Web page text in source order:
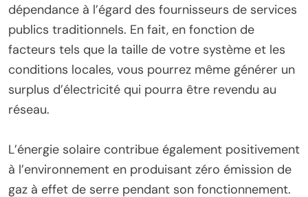
dépendance à l’égard des fournisseurs de services
publics traditionnels. En fait, en fonction de
facteurs tels que la taille de votre système et les
conditions locales, vous pourrez même générer un
surplus d’électricité qui pourra être revendu au
réseau.
L’énergie solaire contribue également positivement
à l’environnement en produisant zéro émission de
gaz à effet de serre pendant son fonctionnement.